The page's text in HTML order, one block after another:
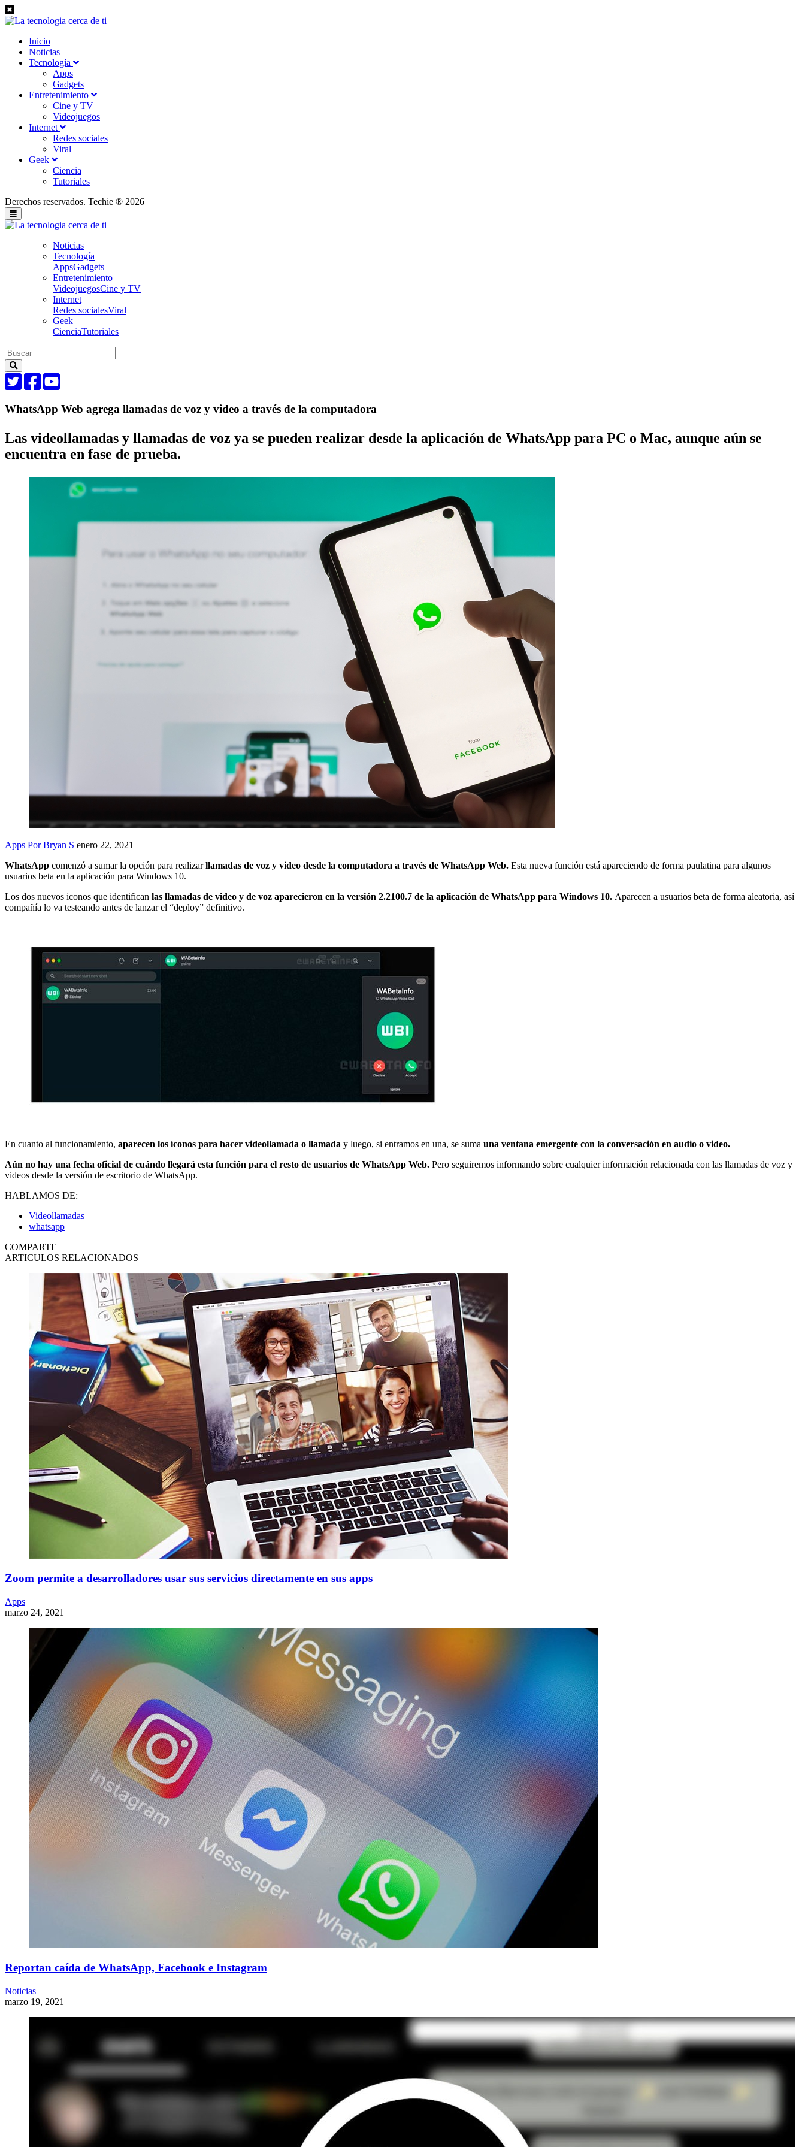
Inicio
Noticias
Tecnología
Apps
Gadgets
Entretenimiento
Cine y TV
Videojuegos
Internet
Redes sociales
Viral
Geek
Ciencia
Tutoriales
Derechos reservados. Techie ® 2026
Noticias
Tecnología
AppsGadgets
Entretenimiento
VideojuegosCine y TV
Internet
Redes socialesViral
Geek
CienciaTutoriales
WhatsApp Web agrega llamadas de voz y video a través de la computadora
Las videollamadas y llamadas de voz ya se pueden realizar desde la aplicación de WhatsApp para PC o Mac, aunque aún se
encuentra en fase de prueba.
Apps Por Bryan S enero 22, 2021
WhatsApp comenzó a sumar la opción para realizarllamadas de voz y video desde la computadora a través de WhatsApp Web. Esta nueva función está apareciendo de forma paulatina para algunos
usuarios beta en la aplicación para Windows 10.
Los dos nuevos iconos que identifican las llamadas de video y de voz aparecieron en la versión 2.2100.7 de la aplicación de WhatsApp para Windows 10. Aparecen a usuarios beta de forma aleatoria, así
compañía lo va testeando antes de lanzar el “deploy” definitivo.
En cuanto al funcionamiento, aparecen los íconos para hacer videollamada o llamada y luego, si entramos en una, se suma una ventana emergente con la conversación en audio o video.
Aún no hay una fecha oficial de cuándo llegará esta función para el resto de usuarios de WhatsApp Web. Pero seguiremos informando sobre cualquier información relacionada con las llamadas de voz y
videos desde la versión de escritorio de WhatsApp.
HABLAMOS DE:
Videollamadas
whatsapp
COMPARTE
ARTICULOS RELACIONADOS
Zoom permite a desarrolladores usar sus servicios directamente en sus apps
Apps
marzo 24, 2021
Reportan caída de WhatsApp, Facebook e Instagram
Noticias
marzo 19, 2021